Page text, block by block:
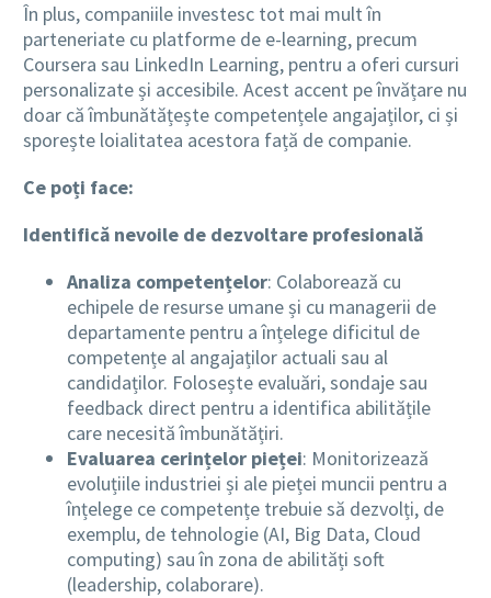
În plus, companiile investesc tot mai mult în
parteneriate cu platforme de e-learning, precum
Coursera sau LinkedIn Learning, pentru a oferi cursuri
personalizate și accesibile. Acest accent pe învățare nu
doar că îmbunătățește competențele angajaților, ci și
sporește loialitatea acestora față de companie.
Ce poți face:
Identifică nevoile de dezvoltare profesională
Analiza competențelor: Colaborează cu
echipele de resurse umane și cu managerii de
departamente pentru a înțelege dificitul de
competențe al angajaților actuali sau al
candidaților. Folosește evaluări, sondaje sau
feedback direct pentru a identifica abilitățile
care necesită îmbunătățiri.
Evaluarea cerințelor pieței: Monitorizează
evoluțiile industriei și ale pieței muncii pentru a
înțelege ce competențe trebuie să dezvolți, de
exemplu, de tehnologie (AI, Big Data, Cloud
computing) sau în zona de abilități soft
(leadership, colaborare).